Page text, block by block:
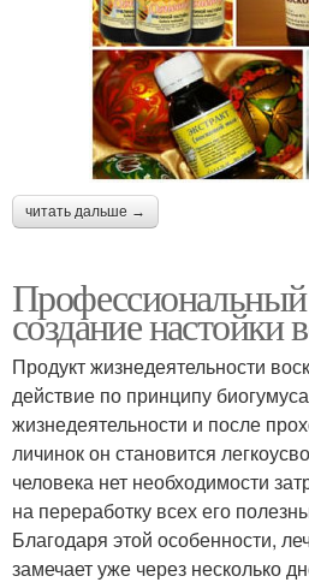
читать дальше →
создание настойки
Продукт жизнедеятельности
действие по принципу
жизнедеятельности и после
личинок он становится
человека нет необходимости
на переработку всех его
Благодаря этой особенности,
замечает уже через несколько